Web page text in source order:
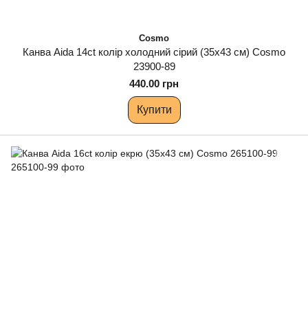
Cosmo
Канва Aida 14ct колір холодний сірий (35х43 см) Cosmo
23900-89
440.00 грн
Купити